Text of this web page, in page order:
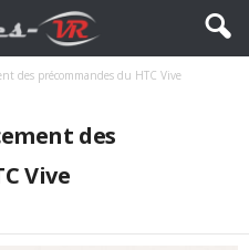
des précommandes du HTC Vive
des
Vive